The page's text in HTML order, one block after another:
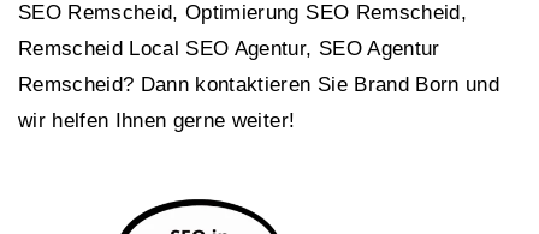
SEO Remscheid, Optimierung SEO Remscheid,
Remscheid Local SEO Agentur, SEO Agentur
Remscheid? Dann kontaktieren Sie Brand Born und
wir helfen Ihnen gerne weiter!